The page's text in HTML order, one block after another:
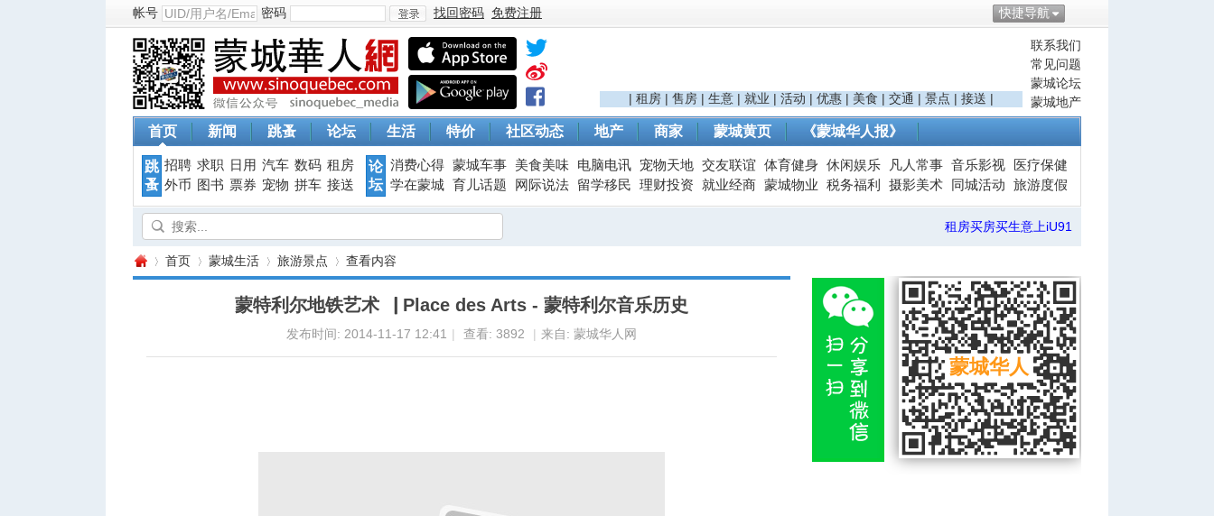
快捷导航
帐号 密码
登
录
找回密码 免费注册
联系我们
常见问题
蒙城论坛
蒙城地产
| 租房 | 售房 | 生意 | 就业 | 活动 | 优惠 | 美食 | 交通 | 景点 | 接送 |
首页 新闻 跳蚤 论坛 生活 特价 社区动态 地产 商家 蒙城黄页 《蒙城华人报》
跳
蚤
招聘 求职 日用 汽车 数码 租房
外币
图书 票券 宠物 拼车 接送
论
坛
消费心得 蒙城车事 美食美味 电脑电讯 宠物天地 交友联谊 体育健身 休闲娱乐 凡人常事 音乐影视
医疗保健
学在蒙城 育儿话题 网际说法 留学移民 理财投资 就业经商 蒙城物业 税务福利 摄影美术 同城活动 旅游度假
租房买房买生意上iU91
首页 蒙城生活 旅游景点
›
查看内容
蒙特利尔地铁艺术▕ Place des Arts - 蒙特利尔音乐历史
发布时间: 2014-11-17 12:41 | 查看: 3892 | 来自: 蒙城华人网